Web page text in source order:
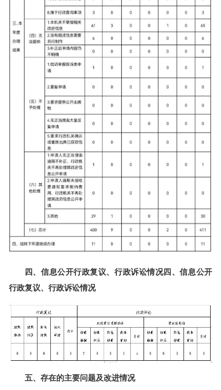
四、信息公开行政复议、行政诉讼情况四、信息公开
行政复议、行政诉讼情况
五、存在的主要问题及改进情况